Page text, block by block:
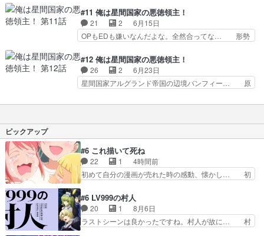
く、名君と呼ばれているリア… ・案内人はリアム
の出世を見て嫉妬が募るば… 案内人、そんな直接
的なことでいいのか？貧…
懸命節約した前2話の成果で十分に予算… とんで
もなく激アツすぎた。宇宙空間の艦隊… いやぁ盛
り上がりましたね、やっぱりアニメ… リアムく
ん、楽しそうだなー。少しでも犠牲… いつもの不
主ぷりであった。『あたしは星… 銀河英雄伝説は
じまた。ロボ戦闘もうちょい… 『日々は過ぎれど
飯うまし』第9話『Aラン…
#11 俺は星間国家の悪徳領主！
21 2
6月15日
OPもEDも嫌いなんだよな。全然合ってな… 形勢
に大森英敏さんメカ作画監督で参加し… いよいよ
ゴアズ討伐だけどなんか拍子抜けす… 』が意外と
面白かったな。まだ終わってない… リアムのチー
トっぷりが堪能できて最高やこ… 不憫なリアムく
#12 俺は星間国家の悪徳領主！
26 2
6月23日
星間国家アルグランド帝国の辺境バンフィー… 原
が正妻すぎるけど、クリスティアナもニ… これか
絵を描いたり作業しながら観るのに… 死んでSF
宝を得たリアム。それを知り、… ガンダム＋銀河
英雄伝説なロボット＆戦艦隊… 最終話にまたクズ
親が出てきたよ。犬は結局… 安定の低空飛行で無
事フィニッシュ。この枠…
ピックアップ
#6 これ描いて死ね
22 1
4時間前
初めて自分の漫画が売れた時の感動、懐かし… 初
ティア開幕前でひちしきり受ける^^先…
「SEDESUのコミPo!日記」#496… 情熱の結晶が
受け入れられる時。望外の喜び… てっしーの過去
が入るからより一層感動する… てっしーの過去が
#6 LV999の村人
20 1
8月6日
ラストシーンは良かったですね。村人が故に… 村